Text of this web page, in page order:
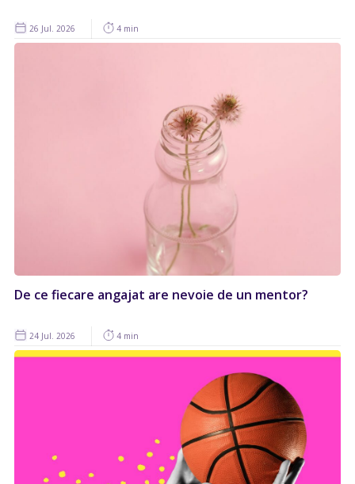
26 Jul. 2026 4 min
De ce fiecare angajat are nevoie de un mentor?
24 Jul. 2026 4 min